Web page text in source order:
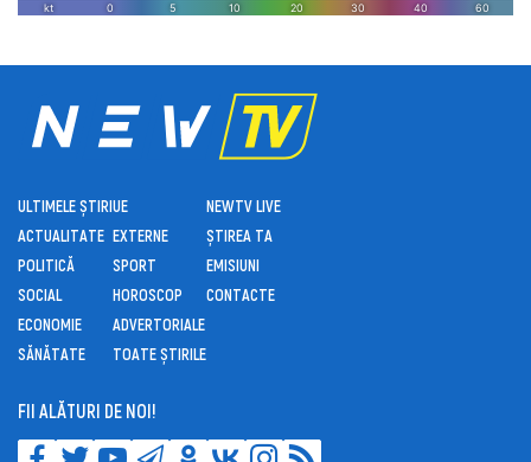
ULTIMELE ȘTIRI
ACTUALITATE
POLITICĂ
SOCIAL
ECONOMIE
SĂNĂTATE
UE
EXTERNE
SPORT
HOROSCOP
ADVERTORIALE
TOATE ȘTIRILE
NEWTV LIVE
ȘTIREA TA
EMISIUNI
CONTACTE
FII ALĂTURI DE NOI!